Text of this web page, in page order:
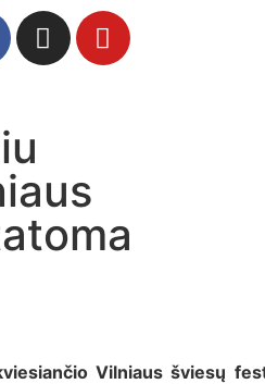
Vilniaus šviesų